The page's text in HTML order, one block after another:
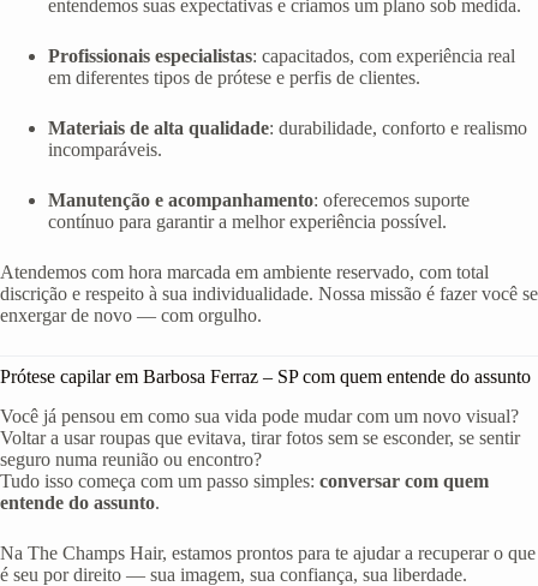
entendemos suas expectativas e criamos um plano sob medida.
Profissionais especialistas: capacitados, com experiência real
em diferentes tipos de prótese e perfis de clientes.
Materiais de alta qualidade: durabilidade, conforto e realismo
incomparáveis.
Manutenção e acompanhamento: oferecemos suporte
contínuo para garantir a melhor experiência possível.
Atendemos com hora marcada em ambiente reservado, com total
discrição e respeito à sua individualidade. Nossa missão é fazer você se
enxergar de novo — com orgulho.
Prótese capilar em Barbosa Ferraz – SP com quem entende do assunto
Você já pensou em como sua vida pode mudar com um novo visual?
Voltar a usar roupas que evitava, tirar fotos sem se esconder, se sentir
seguro numa reunião ou encontro?
Tudo isso começa com um passo simples: conversar com quem
entende do assunto.
Na The Champs Hair, estamos prontos para te ajudar a recuperar o que
é seu por direito — sua imagem, sua confiança, sua liberdade.